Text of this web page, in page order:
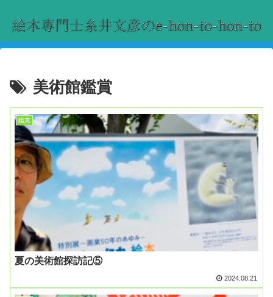
美術館鑑賞
鑑賞
夏の美術館探訪記⑤
2024.08.21